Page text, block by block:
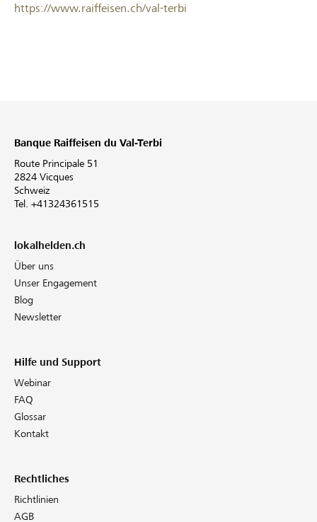
https://www.raiffeisen.ch/val-terbi
Banque Raiffeisen du Val-Terbi
Route Principale 51
2824 Vicques
Schweiz
Tel. +41324361515
lokalhelden.ch
Über uns
Unser Engagement
Blog
Newsletter
Hilfe und Support
Webinar
FAQ
Glossar
Kontakt
Rechtliches
Richtlinien
AGB